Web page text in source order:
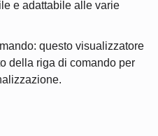
e adattabile alle varie
questo visualizzatore
della riga di comando per